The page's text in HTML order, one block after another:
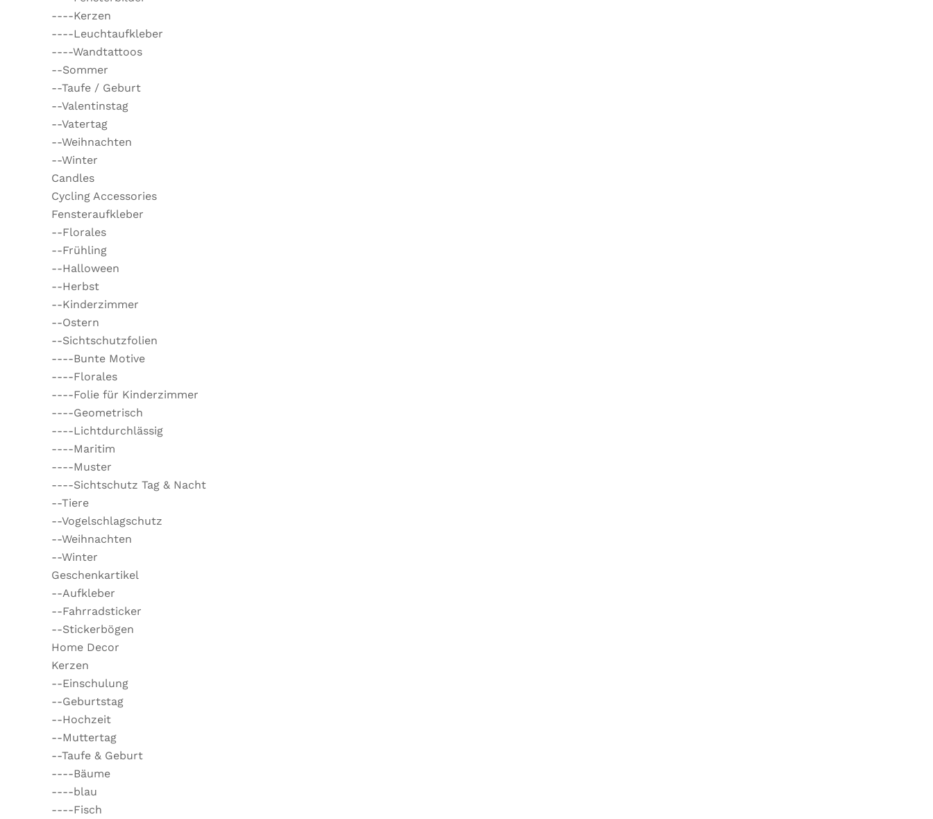
----Kerzen
----Leuchtaufkleber
----Wandtattoos
--Sommer
--Taufe / Geburt
--Valentinstag
--Vatertag
--Weihnachten
--Winter
Candles
Cycling Accessories
Fensteraufkleber
--Florales
--Frühling
--Halloween
--Herbst
--Kinderzimmer
--Ostern
--Sichtschutzfolien
----Bunte Motive
----Florales
----Folie für Kinderzimmer
----Geometrisch
----Lichtdurchlässig
----Maritim
----Muster
----Sichtschutz Tag & Nacht
--Tiere
--Vogelschlagschutz
--Weihnachten
--Winter
Geschenkartikel
--Aufkleber
--Fahrradsticker
--Stickerbögen
Home Decor
Kerzen
--Einschulung
--Geburtstag
--Hochzeit
--Muttertag
--Taufe & Geburt
----Bäume
----blau
----Fisch